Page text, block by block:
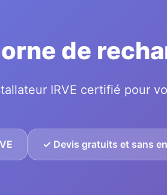
de
IRVE certifié pour
✓ Devis gratuits et sans